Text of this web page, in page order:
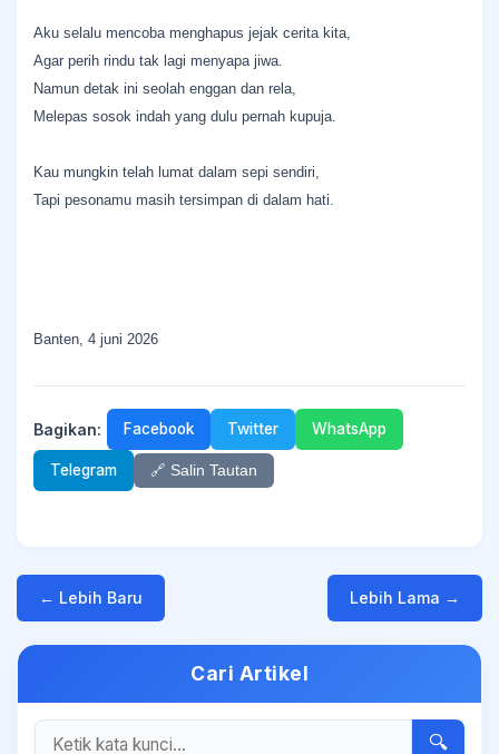
​Aku selalu mencoba menghapus jejak cerita kita,
Agar perih rindu tak lagi menyapa jiwa.
Namun detak ini seolah enggan dan rela,
Melepas sosok indah yang dulu pernah kupuja.
​Kau mungkin telah lumat dalam sepi sendiri,
Tapi pesonamu masih tersimpan di dalam hati.
Banten, 4 juni 2026
Bagikan: Facebook Twitter WhatsApp
Telegram 🔗 Salin Tautan
← Lebih Baru Lebih Lama →
Cari Artikel
🔍